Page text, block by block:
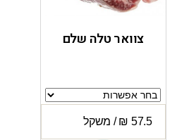
צוואר טלה שלם